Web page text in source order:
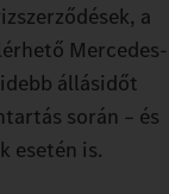
a
Mercedes-
állásidőt
során – és
esetén is.